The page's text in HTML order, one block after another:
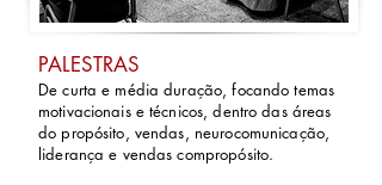
PALESTRAS
De curta e média duração, focando temas
motivacionais e técnicos, dentro das áreas
do propósito, vendas, neurocomunicação,
liderança e vendas compropósito.